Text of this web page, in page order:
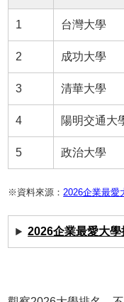
1 台灣大學
2 成功大學
3 清華大學
4 陽明交通大
5 政治大學
※資料來源：2026企業最愛
2026企業最愛大學